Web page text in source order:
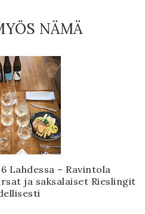
NÄMÄ
Lahdessa – Ravintola
ja saksalaiset Rieslingit